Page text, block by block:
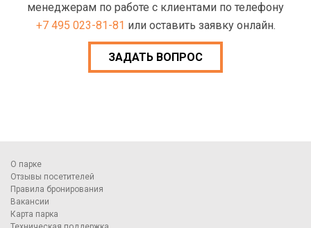
менеджерам по работе с клиентами по телефону
+7 495 023-81-81 или оставить заявку онлайн.
ЗАДАТЬ ВОПРОС
О парке
Отзывы посетителей
Правила бронирования
Вакансии
Карта парка